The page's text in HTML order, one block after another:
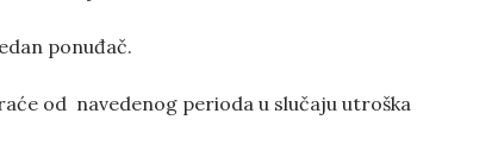
ponuđač.
od navedenog perioda u slučaju utroška